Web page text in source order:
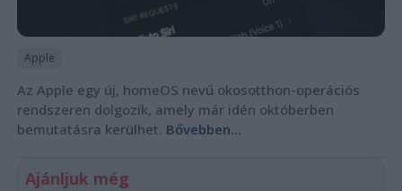
Apple
Az Apple egy új, homeOS nevű okosotthon-operációs
rendszeren dolgozik, amely már idén októberben
bemutatásra kerülhet. Bővebben...
Ajánljuk még